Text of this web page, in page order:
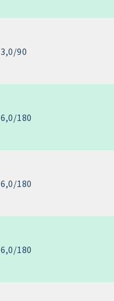
3,0/90
6,0/180
6,0/180
6,0/180